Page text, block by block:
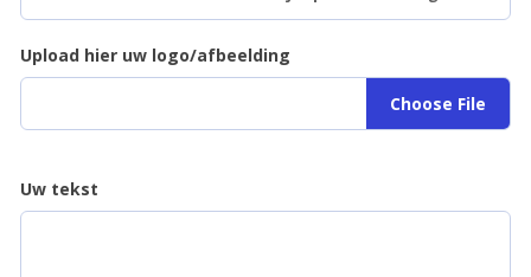
Upload hier uw logo/afbeelding
Choose File
Uw tekst